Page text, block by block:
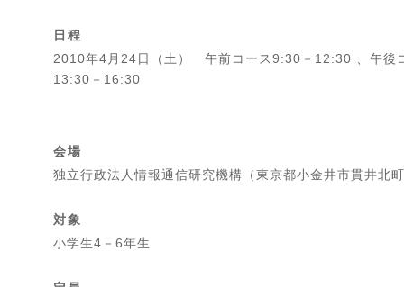
日程
2010年4月24日（土） 午前コース9:30－12:30 、午
13:30－16:30
会場
独立行政法人情報通信研究機構（東京都小金井市貫井
対象
小学生4－6年生